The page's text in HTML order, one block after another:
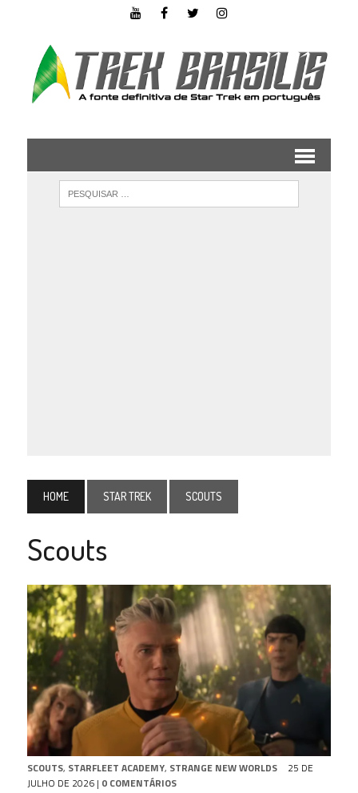
HOME STAR TREK SCOUTS
Scouts
SCOUTS, STARFLEET ACADEMY, STRANGE NEW WORLDS
25 DE
JULHO DE 2026| 0 COMENTÁRIOS